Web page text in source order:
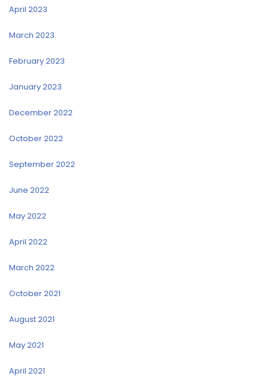
April 2023
March 2023
February 2023
January 2023
December 2022
October 2022
September 2022
June 2022
May 2022
April 2022
March 2022
October 2021
August 2021
May 2021
April 2021